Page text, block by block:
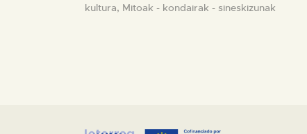
kultura, Mitoak - kondairak - sineskizunak